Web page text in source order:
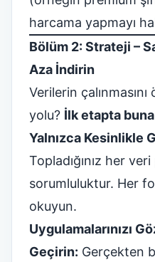
harcama yapmayı
Bölüm 2: Strateji –
Aza İndirin
Verilerin
yolu? İlk etapta
Yalnızca Kesinlikle
Topladığınız her
sorumluluktur. Her
okuyun.
Uygulamalarınızı
Geçirin: Gerçekten